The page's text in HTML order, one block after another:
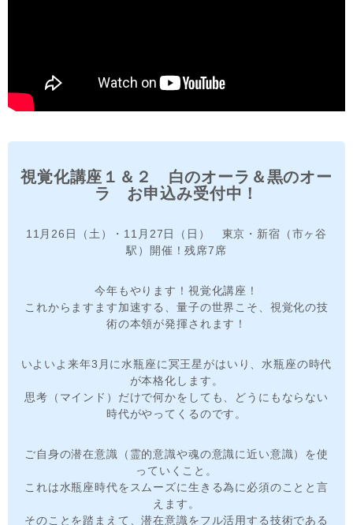
視覚化講座１＆２ 白のオーラ＆黒のオー
ラ お申込み受付中！
11月26日（土）・11月27日（日） 東京・新宿（市ヶ谷
駅）開催！残席7席
今年もやります！視覚化講座！
これからますます加速する、量子の世界こそ、視覚化の技
術の本領が発揮されます！
いよいよ来年3月に水瓶座に冥王星がはいり、水瓶座の時代
が本格化します。
思考（マインド）だけで何かをしても、どうにもならない
時代がやってくるのです。
ご自身の潜在意識（霊的意識や魂の意識に近い意識）を使
っていくこと。
これは水瓶座時代をスムーズに生きる為に必須のことと言
えます。
そのことを踏まえて、潜在意識をフル活用する技術である